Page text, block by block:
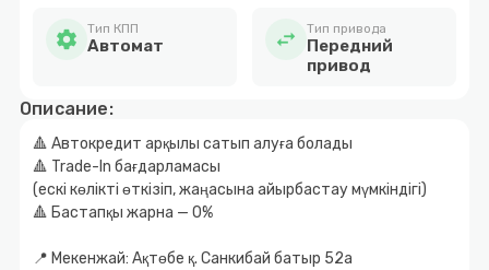
settings Тип КПП
Автомат swap_horiz Тип привода
Передний
привод
Описание:
🔺 Автокредит арқылы сатып алуға болады
🔺 Trade-In бағдарламасы
(ескі көлікті өткізіп, жаңасына айырбастау мүмкіндігі)
🔺 Бастапқы жарна — 0%
📍 Мекенжай: Ақтөбе қ. Санкибай батыр 52а